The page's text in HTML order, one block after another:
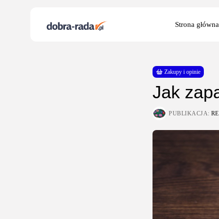
Strona główna
for:
Zakupy i opinie
Jak
PUBLIKACJA: